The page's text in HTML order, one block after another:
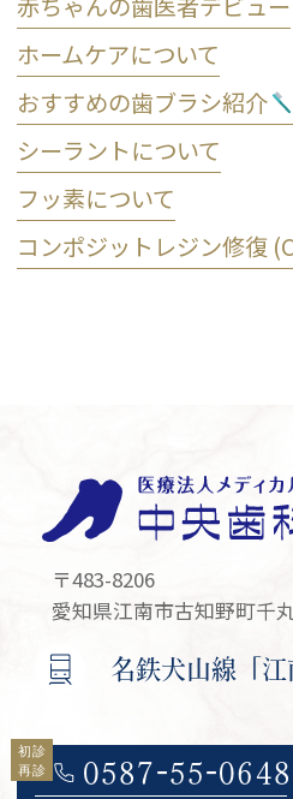
ホームケアについて
おすすめの歯ブラシ紹介
シーラントについて
フッ素について
コンポジットレジン修復
〒483-8206
愛知県江南市古知野町千
名鉄犬山線「
0587-55-0648